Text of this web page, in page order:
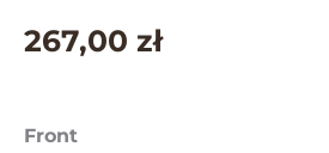
267,00 zł
Front